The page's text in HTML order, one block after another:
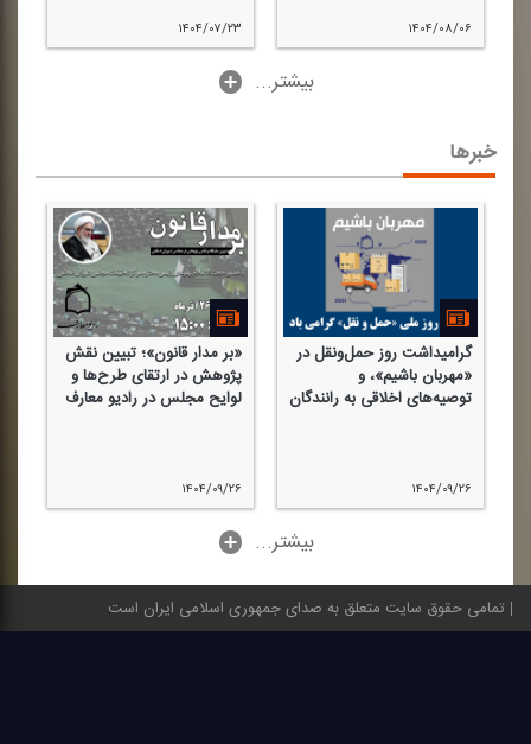
۱۴۰۴/۰۸/۰۶ ۱۴۰۴/۰۷/۲۳
...بیشتر
خبرها
گرامیداشت روز حمل‌ونقل در
«مهربان باشیم»، و
توصیه‌های اخلاقی به رانندگان
۱۴۰۴/۰۹/۲۶
«بر مدار قانون»؛ تبیین نقش
پژوهش در ارتقای طرح‌ها و
لوایح مجلس در رادیو معارف
۱۴۰۴/۰۹/۲۶
...بیشتر
تمامی حقوق سایت متعلق به صدای جمهوری اسلامی ایران است